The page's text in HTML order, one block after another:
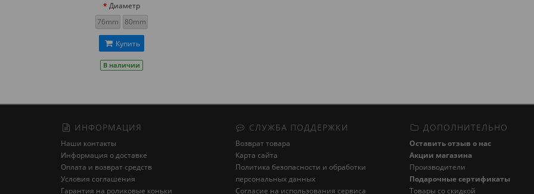
Диаметр
76mm
80mm
Купить
В наличии
ИНФОРМАЦИЯ
Наши контакты
Информация о доставке
Оплата и возврат средств
Условия соглашения
Гарантия на роликовые коньки
СЛУЖБА ПОДДЕРЖКИ
Возврат товара
Карта сайта
Политика безопасности и обработки
персональных данных
Cогласие на использования сервиса
ДОПОЛНИТЕЛЬНО
Оставить отзыв о нас
Акции магазина
Производители
Подарочные сертификаты
Товары со скидкой